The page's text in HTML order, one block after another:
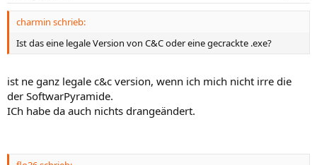
charmin schrieb:
Ist das eine legale Version von C&C oder eine gecrackte .exe?
ist ne ganz legale c&c version, wenn ich mich nicht irre die
der SoftwarPyramide.
ICh habe da auch nichts drangeändert.